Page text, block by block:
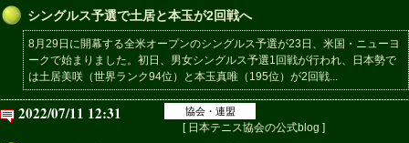
シングルス予選で土居と本玉が2回戦へ
8月29日に開幕する全米オープンのシングルス予選が23日、米国・ニューヨ
ークで始まりました。初日、男女シングルス予選1回戦が行われ、日本勢で
は土居美咲（世界ランク94位）と本玉真唯（195位）が2回戦...
2022/07/11 12:31 協会・連盟
[ 日本テニス協会の公式blog ]